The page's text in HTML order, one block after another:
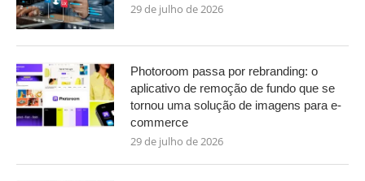
29 de julho de 2026
Photoroom passa por rebranding: o
aplicativo de remoção de fundo que se
tornou uma solução de imagens para e-
commerce
29 de julho de 2026